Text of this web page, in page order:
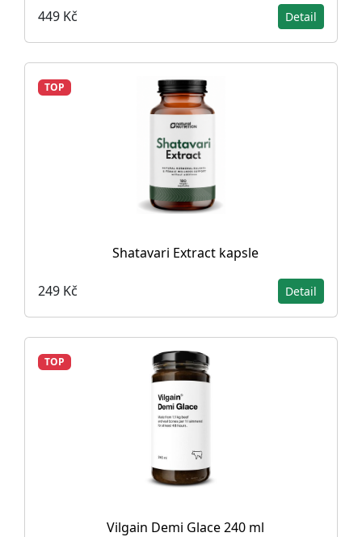
449 Kč Detail
TOP
Shatavari Extract kapsle
249 Kč Detail
TOP
Vilgain Demi Glace 240 ml